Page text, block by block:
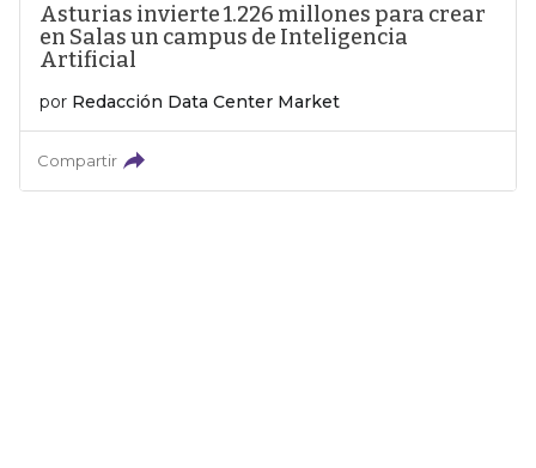
Asturias invierte 1.226 millones para crear
en Salas un campus de Inteligencia
Artificial
por Redacción Data Center Market
Compartir